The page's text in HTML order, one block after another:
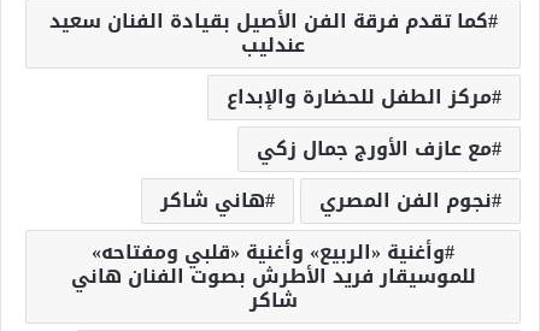
كما تقدم فرقة الفن الأصيل بقيادة الفنان سعيد
عندليب
مركز الطفل للحضارة والإبداع
مع عازف الأورج جمال زكي
نجوم الفن المصري
هاني شاكر
وأغنية «الربيع» وأغنية «قلبي ومفتاحه»
للموسيقار فريد الأطرش بصوت الفنان هاني
شاكر